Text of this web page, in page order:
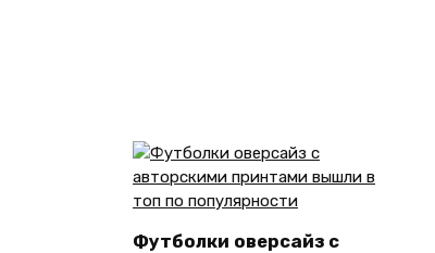
Футболки оверсайз с